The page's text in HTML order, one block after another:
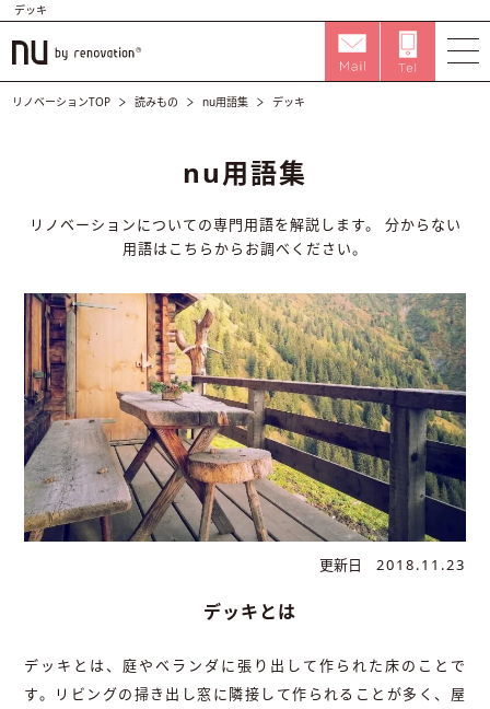
デッキ
リノベーションTOP 読みもの nu用語集 デッキ
nu用語集
リノベーションについての専門用語を解説します。
分からない
用語はこちらからお調べください。
更新日 2018.11.23
デッキとは
デッキとは、庭やベランダに張り出して作られた床のことで
す。リビングの掃き出し窓に隣接して作られることが多く、屋